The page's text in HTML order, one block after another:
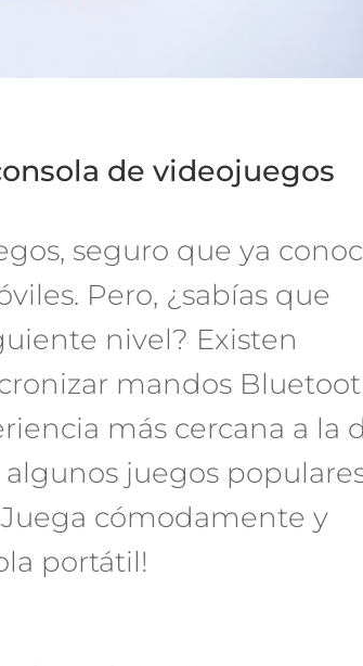
de videojuegos
seguro que ya
Pero, ¿sabías que
nivel? Existen
mandos
más cercana a la
algunos juegos
cómodamente y
portátil!